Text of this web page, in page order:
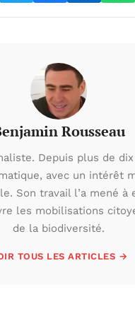
Rousseau
Depuis plus de
avec un intérêt
Son travail l’a mené
les mobilisations
de la biodiversité.
TOUS LES ARTICLES →